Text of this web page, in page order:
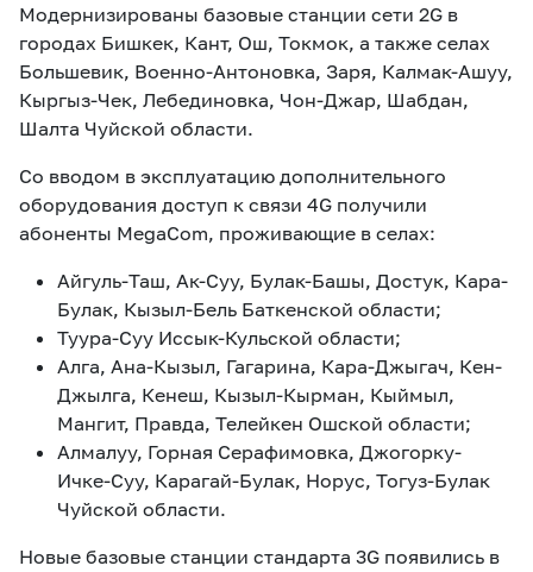
Модернизированы базовые станции сети 2G в
городах Бишкек, Кант, Ош, Токмок, а также селах
Большевик, Военно-Антоновка, Заря, Калмак-Ашуу,
Кыргыз-Чек, Лебединовка, Чон-Джар, Шабдан,
Шалта Чуйской области.
Со вводом в эксплуатацию дополнительного
оборудования доступ к связи 4G получили
абоненты MegaCom, проживающие в селах:
Айгуль-Таш, Ак-Суу, Булак-Башы, Достук, Кара-
Булак, Кызыл-Бель Баткенской области;
Туура-Суу Иссык-Кульской области;
Алга, Ана-Кызыл, Гагарина, Кара-Джыгач, Кен-
Джылга, Кенеш, Кызыл-Кырман, Кыймыл,
Мангит, Правда, Телейкен Ошской области;
Алмалуу, Горная Серафимовка, Джогорку-
Ичке-Суу, Карагай-Булак, Норус, Тогуз-Булак
Чуйской области.
Новые базовые станции стандарта 3G появились в